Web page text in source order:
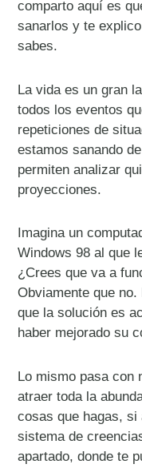
comparto aquí es
sanarlos y te
sabes.
La vida es un gran
todos los eventos
repeticiones de
estamos sanando
permiten analizar
proyecciones.
Imagina un
Windows 98 al que
¿Crees que va a
Obviamente que
que la solución es
haber mejorado su
Lo mismo pasa con
atraer toda la
cosas que hagas,
sistema de
apartado, donde te